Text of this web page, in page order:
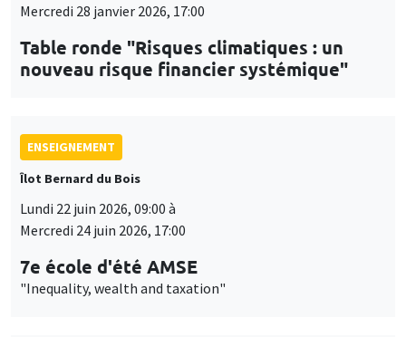
Mercredi 28 janvier 2026, 17:00
Table ronde "Risques climatiques : un
nouveau risque financier systémique"
ENSEIGNEMENT
Îlot Bernard du Bois
Lundi 22 juin 2026, 09:00 à
Mercredi 24 juin 2026, 17:00
7e école d'été AMSE
"Inequality, wealth and taxation"